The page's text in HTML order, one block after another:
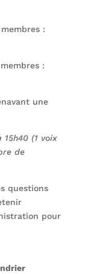
:
:
une
15h40 (1 voix
de
questions
pour